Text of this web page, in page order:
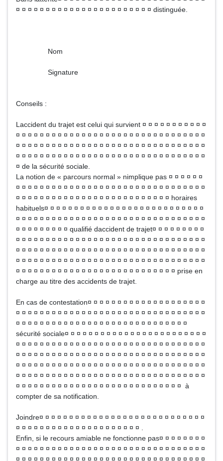
¤ ¤ ¤ ¤ ¤ ¤ ¤ ¤ ¤ ¤ ¤ ¤ ¤ ¤ ¤ ¤ ¤ ¤ ¤ ¤ ¤ ¤ ¤ distinguée.
Nom
Signature
Conseils :
Laccident du trajet est celui qui survient ¤ ¤ ¤ ¤ ¤ ¤ ¤ ¤ ¤ ¤ ¤
¤ ¤ ¤ ¤ ¤ ¤ ¤ ¤ ¤ ¤ ¤ ¤ ¤ ¤ ¤ ¤ ¤ ¤ ¤ ¤ ¤ ¤ ¤ ¤ ¤ ¤ ¤ ¤ ¤ ¤ ¤ ¤
¤ ¤ ¤ ¤ ¤ ¤ ¤ ¤ ¤ ¤ ¤ ¤ ¤ ¤ ¤ ¤ ¤ ¤ ¤ ¤ ¤ ¤ ¤ ¤ ¤ ¤ ¤ ¤ ¤ ¤ ¤ ¤
¤ ¤ ¤ ¤ ¤ ¤ ¤ ¤ ¤ ¤ ¤ ¤ ¤ ¤ ¤ ¤ ¤ ¤ ¤ ¤ ¤ ¤ ¤ ¤ ¤ ¤ ¤ ¤ ¤ ¤ ¤ ¤
¤ de la sécurité sociale.
La notion de « parcours normal » nimplique pas ¤ ¤ ¤ ¤ ¤ ¤
¤ ¤ ¤ ¤ ¤ ¤ ¤ ¤ ¤ ¤ ¤ ¤ ¤ ¤ ¤ ¤ ¤ ¤ ¤ ¤ ¤ ¤ ¤ ¤ ¤ ¤ ¤ ¤ ¤ ¤ ¤ ¤
¤ ¤ ¤ ¤ ¤ ¤ ¤ ¤ ¤ ¤ ¤ ¤ ¤ ¤ ¤ ¤ ¤ ¤ ¤ ¤ ¤ ¤ ¤ ¤ ¤ ¤ horaires
habituels¤ ¤ ¤ ¤ ¤ ¤ ¤ ¤ ¤ ¤ ¤ ¤ ¤ ¤ ¤ ¤ ¤ ¤ ¤ ¤ ¤ ¤ ¤ ¤ ¤ ¤ ¤
¤ ¤ ¤ ¤ ¤ ¤ ¤ ¤ ¤ ¤ ¤ ¤ ¤ ¤ ¤ ¤ ¤ ¤ ¤ ¤ ¤ ¤ ¤ ¤ ¤ ¤ ¤ ¤ ¤ ¤ ¤ ¤
¤ ¤ ¤ ¤ ¤ ¤ ¤ ¤ ¤ qualifié daccident de trajet¤ ¤ ¤ ¤ ¤ ¤ ¤ ¤ ¤
¤ ¤ ¤ ¤ ¤ ¤ ¤ ¤ ¤ ¤ ¤ ¤ ¤ ¤ ¤ ¤ ¤ ¤ ¤ ¤ ¤ ¤ ¤ ¤ ¤ ¤ ¤ ¤ ¤ ¤ ¤ ¤
¤ ¤ ¤ ¤ ¤ ¤ ¤ ¤ ¤ ¤ ¤ ¤ ¤ ¤ ¤ ¤ ¤ ¤ ¤ ¤ ¤ ¤ ¤ ¤ ¤ ¤ ¤ ¤ ¤ ¤ ¤ ¤
¤ ¤ ¤ ¤ ¤ ¤ ¤ ¤ ¤ ¤ ¤ ¤ ¤ ¤ ¤ ¤ ¤ ¤ ¤ ¤ ¤ ¤ ¤ ¤ ¤ ¤ ¤ ¤ ¤ ¤ ¤ ¤
¤ ¤ ¤ ¤ ¤ ¤ ¤ ¤ ¤ ¤ ¤ ¤ ¤ ¤ ¤ ¤ ¤ ¤ ¤ ¤ ¤ ¤ ¤ ¤ ¤ ¤ ¤ prise en
charge au titre des accidents de trajet.
En cas de contestation¤ ¤ ¤ ¤ ¤ ¤ ¤ ¤ ¤ ¤ ¤ ¤ ¤ ¤ ¤ ¤ ¤ ¤ ¤ ¤
¤ ¤ ¤ ¤ ¤ ¤ ¤ ¤ ¤ ¤ ¤ ¤ ¤ ¤ ¤ ¤ ¤ ¤ ¤ ¤ ¤ ¤ ¤ ¤ ¤ ¤ ¤ ¤ ¤ ¤ ¤ ¤
¤ ¤ ¤ ¤ ¤ ¤ ¤ ¤ ¤ ¤ ¤ ¤ ¤ ¤ ¤ ¤ ¤ ¤ ¤ ¤ ¤ ¤ ¤ ¤ ¤ ¤ ¤ ¤ ¤
sécurité sociale¤ ¤ ¤ ¤ ¤ ¤ ¤ ¤ ¤ ¤ ¤ ¤ ¤ ¤ ¤ ¤ ¤ ¤ ¤ ¤ ¤ ¤ ¤ ¤
¤ ¤ ¤ ¤ ¤ ¤ ¤ ¤ ¤ ¤ ¤ ¤ ¤ ¤ ¤ ¤ ¤ ¤ ¤ ¤ ¤ ¤ ¤ ¤ ¤ ¤ ¤ ¤ ¤ ¤ ¤ ¤
¤ ¤ ¤ ¤ ¤ ¤ ¤ ¤ ¤ ¤ ¤ ¤ ¤ ¤ ¤ ¤ ¤ ¤ ¤ ¤ ¤ ¤ ¤ ¤ ¤ ¤ ¤ ¤ ¤ ¤ ¤ ¤
¤ ¤ ¤ ¤ ¤ ¤ ¤ ¤ ¤ ¤ ¤ ¤ ¤ ¤ ¤ ¤ ¤ ¤ ¤ ¤ ¤ ¤ ¤ ¤ ¤ ¤ ¤ ¤ ¤ ¤ ¤ ¤
¤ ¤ ¤ ¤ ¤ ¤ ¤ ¤ ¤ ¤ ¤ ¤ ¤ ¤ ¤ ¤ ¤ ¤ ¤ ¤ ¤ ¤ ¤ ¤ ¤ ¤ ¤ ¤ ¤ ¤ ¤ ¤
¤ ¤ ¤ ¤ ¤ ¤ ¤ ¤ ¤ ¤ ¤ ¤ ¤ ¤ ¤ ¤ ¤ ¤ ¤ ¤ ¤ ¤ ¤ ¤ ¤ ¤ ¤ ¤ à
compter de sa notification.
Joindre¤ ¤ ¤ ¤ ¤ ¤ ¤ ¤ ¤ ¤ ¤ ¤ ¤ ¤ ¤ ¤ ¤ ¤ ¤ ¤ ¤ ¤ ¤ ¤ ¤ ¤ ¤ ¤
¤ ¤ ¤ ¤ ¤ ¤ ¤ ¤ ¤ ¤ ¤ ¤ ¤ ¤ ¤ ¤ ¤ ¤ ¤ ¤ ¤ .
Enfin, si le recours amiable ne fonctionne pas¤ ¤ ¤ ¤ ¤ ¤ ¤ ¤
¤ ¤ ¤ ¤ ¤ ¤ ¤ ¤ ¤ ¤ ¤ ¤ ¤ ¤ ¤ ¤ ¤ ¤ ¤ ¤ ¤ ¤ ¤ ¤ ¤ ¤ ¤ ¤ ¤ ¤ ¤ ¤
¤ ¤ ¤ ¤ ¤ ¤ ¤ ¤ ¤ ¤ ¤ ¤ ¤ ¤ ¤ ¤ ¤ ¤ ¤ ¤ ¤ ¤ ¤ ¤ ¤ ¤ ¤ ¤ ¤ ¤ ¤ ¤